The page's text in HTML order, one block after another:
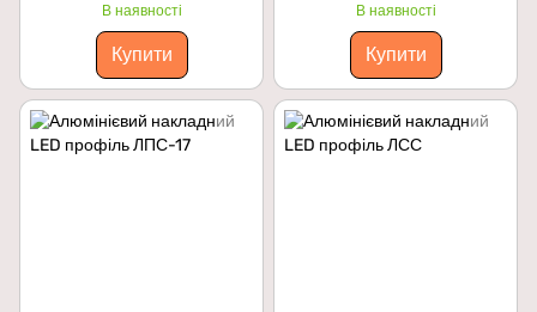
В наявності
Купити
В наявності
Купити